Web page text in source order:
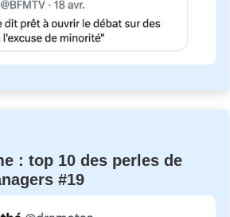
: top 10 des perles de
#19
Thread
C'EST PARTI